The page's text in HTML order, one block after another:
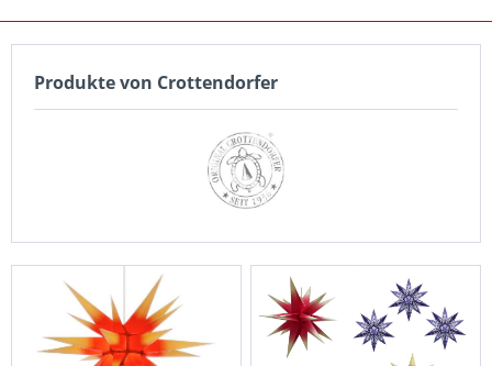
Produkte von Crottendorfer